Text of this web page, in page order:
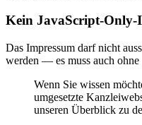
Kein JavaScript-Only-
Das Impressum darf nicht
werden — es muss auch ohne
Wenn Sie wissen
umgesetzte
unseren Überblick zu